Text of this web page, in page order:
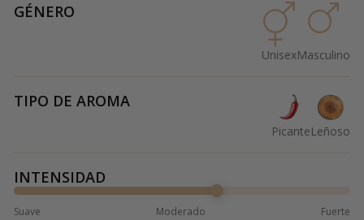
GÉNERO
UnisexMasculino
TIPO DE AROMA
PicanteLeñoso
INTENSIDAD
Suave Moderado Fuerte